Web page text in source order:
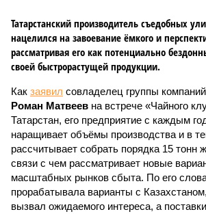
Татарстанский производитель съедобных
нацелился на завоевание ёмкого и
рассматривая его как потенциально
своей быстрорастущей продукции.
Как заявил совладелец группы
Роман Матвеев на встрече «Чайного
Татарстан, его предприятие с каждым
наращивает объёмы производства и в
рассчитывает собрать порядка 15 тонн
связи с чем рассматривает новые
масштабных рынков сбыта. По его
прорабатывала варианты с
вызвал ожидаемого интереса, а